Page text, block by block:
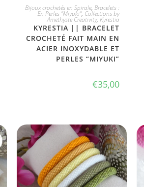
JE L'ADOPTE
Bijoux crochetés en Spirale, Bracelets :
En Perles "Miyuki", Collections by
Amethyste Creativity, Kyrestia
KYRESTIA || BRACELET
CROCHETÉ FAIT MAIN EN
ACIER INOXYDABLE ET
PERLES “MIYUKI”
€35,00